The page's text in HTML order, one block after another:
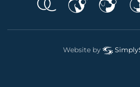
Website by